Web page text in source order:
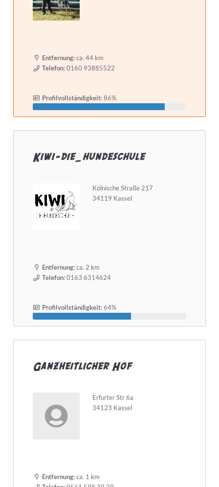
Entfernung:ca. 44 km
Telefon:0160 93885522
Profilvollständigkeit:86%
Kiwi-die_hundeschule
Kölnische Straße 217
34119 Kassel
Entfernung:ca. 2 km
Telefon:0163 6314624
Profilvollständigkeit:64%
Ganzheitlicher Hof
Erfurter Str 6a
34123 Kassel
Entfernung:ca. 1 km